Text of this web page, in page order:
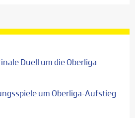
Duell um die Oberliga
um Oberliga-Aufstieg